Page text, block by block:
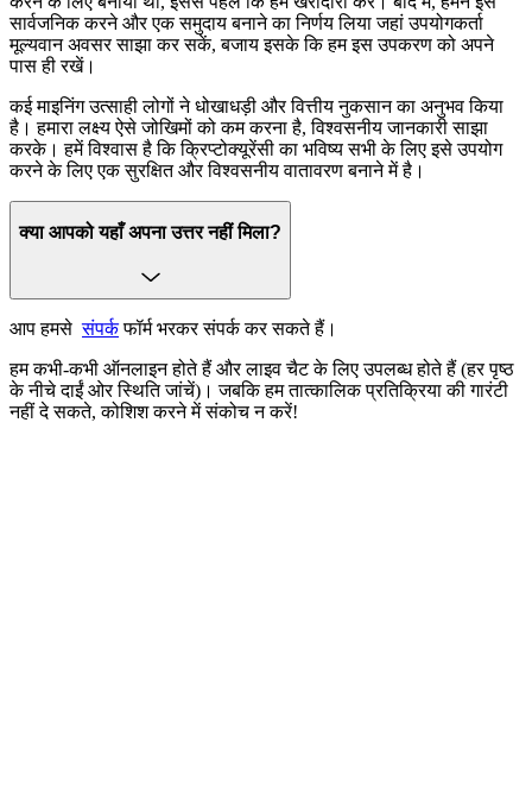
सार्वजनिक करने और एक समुदाय बनाने का निर्णय लिया जहां उपयोगकर्ता
मूल्यवान अवसर साझा कर सकें, बजाय इसके कि हम इस उपकरण को अपने
पास ही रखें।
कई माइनिंग उत्साही लोगों ने धोखाधड़ी और वित्तीय नुकसान का अनुभव किया
है। हमारा लक्ष्य ऐसे जोखिमों को कम करना है, विश्वसनीय जानकारी साझा
करके। हमें विश्वास है कि क्रिप्टोक्यूरेंसी का भविष्य सभी के लिए इसे उपयोग
करने के लिए एक सुरक्षित और विश्वसनीय वातावरण बनाने में है।
क्या आपको यहाँ अपना उत्तर नहीं मिला?
आप हमसेसंपर्कफॉर्म भरकर संपर्क कर सकते हैं।
हम कभी-कभी ऑनलाइन होते हैं और लाइव चैट के लिए उपलब्ध होते हैं (हर पृष्ठ
के नीचे दाईं ओर स्थिति जांचें)। जबकि हम तात्कालिक प्रतिक्रिया की गारंटी
नहीं दे सकते, कोशिश करने में संकोच न करें!